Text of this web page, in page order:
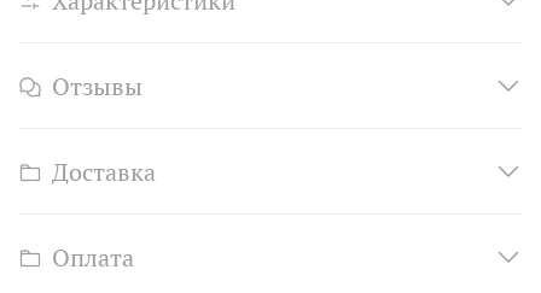
Отзывы
Доставка
Оплата